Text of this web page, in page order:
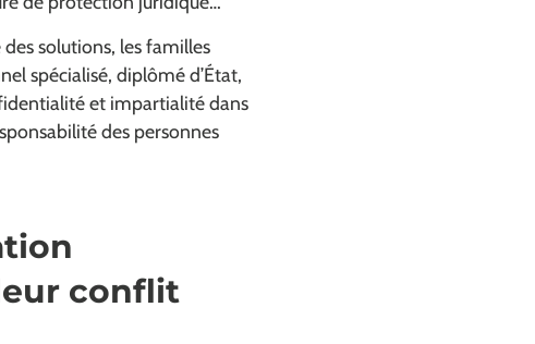
solutions, les familles
spécialisé, diplômé d’État,
et impartialité dans
des personnes
conflit